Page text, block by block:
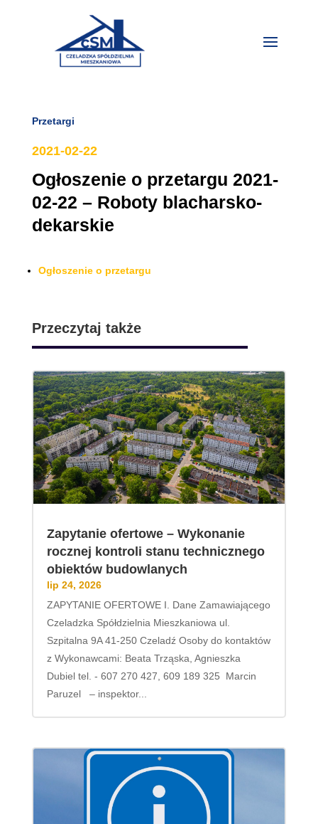
Przetargi
2021-02-22
Ogłoszenie o przetargu 2021-
02-22 – Roboty blacharsko-
dekarskie
Ogłoszenie o przetargu
Przeczytaj także
Zapytanie ofertowe – Wykonanie
rocznej kontroli stanu technicznego
obiektów budowlanych
lip 24, 2026
ZAPYTANIE OFERTOWE I. Dane Zamawiającego
Czeladzka Spółdzielnia Mieszkaniowa ul.
Szpitalna 9A 41-250 Czeladź Osoby do kontaktów
z Wykonawcami: Beata Trząska, Agnieszka
Dubiel tel. - 607 270 427, 609 189 325 Marcin
Paruzel – inspektor...